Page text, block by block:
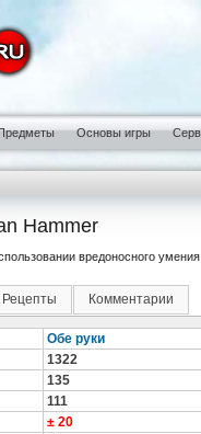
Основы игры
Hammer
вредоносного
Рецепты Комментарии
Обе руки
1322
135
111
± 20